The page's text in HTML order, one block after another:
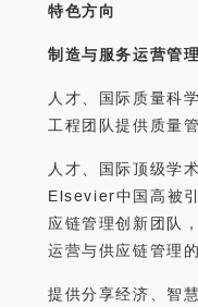
特色方向
制造与服务运营管
人才、国际质量科
工程团队提供质量
人才、国际顶级学
Elsevier中国高被
应链管理创新团队
运营与供应链管理
提供分享经济、智